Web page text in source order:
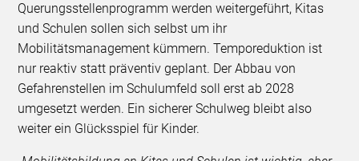
Querungsstellenprogramm werden weitergeführt, Kitas
und Schulen sollen sich selbst um ihr
Mobilitätsmanagement kümmern. Temporeduktion ist
nur reaktiv statt präventiv geplant. Der Abbau von
Gefahrenstellen im Schulumfeld soll erst ab 2028
umgesetzt werden. Ein sicherer Schulweg bleibt also
weiter ein Glücksspiel für Kinder.